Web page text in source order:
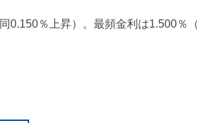
0.150％上昇）。最頻金利は1.500％